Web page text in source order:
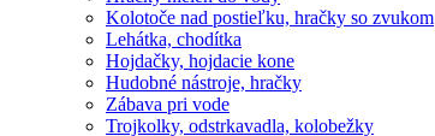
Kolotoče nad postieľku, hračky so zvukom
Lehátka, chodítka
Hojdačky, hojdacie kone
Hudobné nástroje, hračky
Zábava pri vode
Trojkolky, odstrkavadla, kolobežky